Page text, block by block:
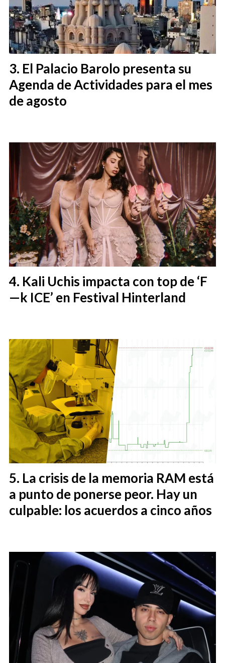
El Palacio Barolo presenta su
Agenda de Actividades para el mes
de agosto
Kali Uchis impacta con top de ‘F
—k ICE’ en Festival Hinterland
La crisis de la memoria RAM está
a punto de ponerse peor. Hay un
culpable: los acuerdos a cinco años